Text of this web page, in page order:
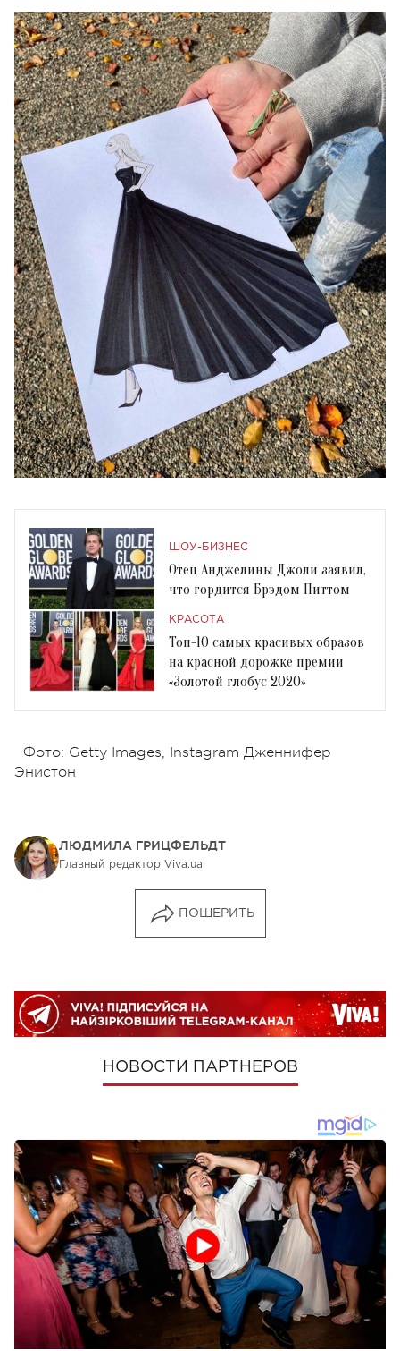
ШОУ-БИЗНЕС
Отец Анджелины Джоли заявил,
что гордится Брэдом Питтом
КРАСОТА
Топ-10 самых красивых образов
на красной дорожке премии
«Золотой глобус 2020»
Фото: Getty Images, Instagram Дженнифер
Энистон
ЛЮДМИЛА ГРИЦФЕЛЬДТ
Главный редактор Viva.ua
ПОШЕРИТЬ
НОВОСТИ ПАРТНЕРОВ